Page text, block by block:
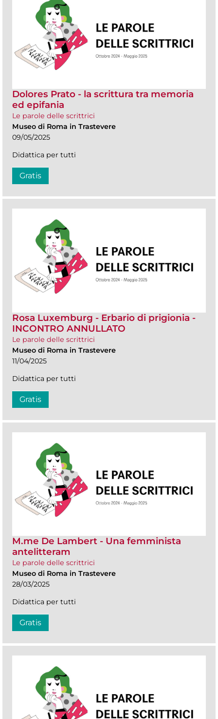
Dolores Prato - la scrittura tra memoria
ed epifania
Le parole delle scrittrici
Museo di Roma in Trastevere
09/05/2025
Didattica per tutti
Gratis
Rosa Luxemburg - Erbario di prigionia -
INCONTRO ANNULLATO
Le parole delle scrittrici
Museo di Roma in Trastevere
11/04/2025
Didattica per tutti
Gratis
M.me De Lambert - Una femminista
antelitteram
Le parole delle scrittrici
Museo di Roma in Trastevere
28/03/2025
Didattica per tutti
Gratis